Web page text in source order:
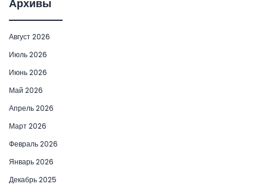
Архивы
Август 2026
Июль 2026
Июнь 2026
Май 2026
Апрель 2026
Март 2026
Февраль 2026
Январь 2026
Декабрь 2025